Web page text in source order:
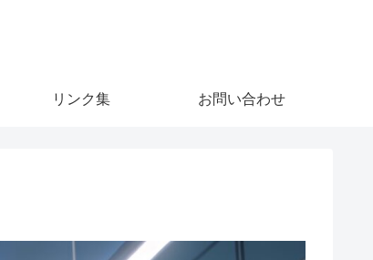
リンク集 お問い合わせ